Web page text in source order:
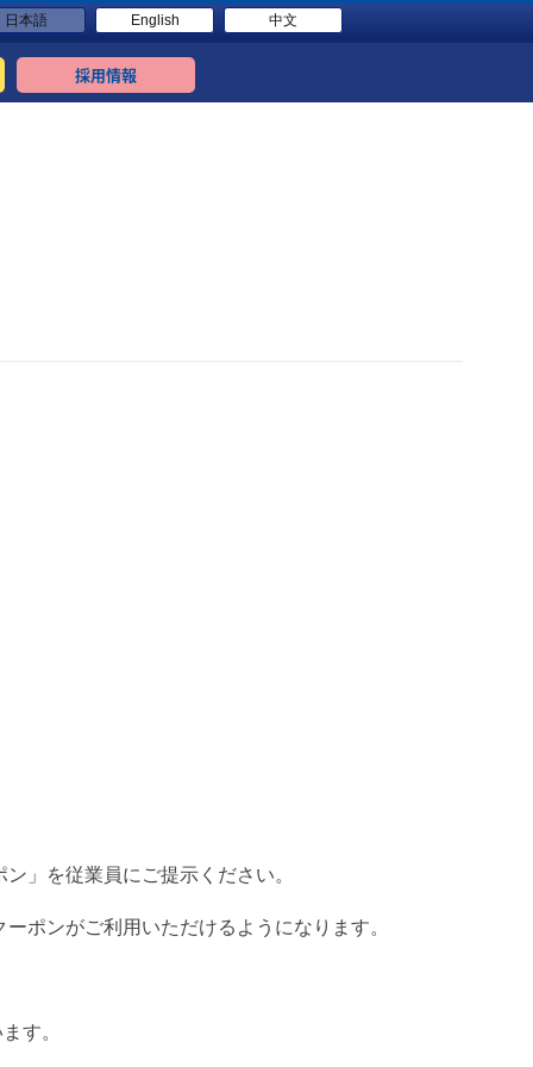
日本語 English 中文
採用情報
」を従業員にご提示ください。
ポンがご利用いただけるようになります。
す。